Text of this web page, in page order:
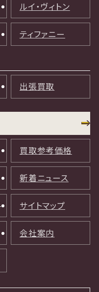
ルイ・ヴィトン
ティファニー
出張買取
買取参考価格
新着ニュース
サイトマップ
会社案内